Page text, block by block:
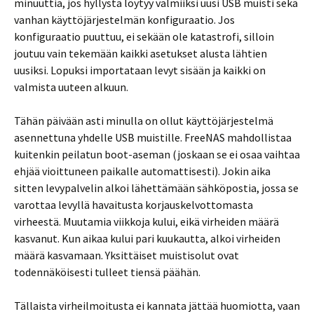
minuuttia, jos hyllystä löytyy valmiiksi uusi USB muisti sekä
vanhan käyttöjärjestelmän konfiguraatio. Jos
konfiguraatio puuttuu, ei sekään ole katastrofi, silloin
joutuu vain tekemään kaikki asetukset alusta lähtien
uusiksi. Lopuksi importataan levyt sisään ja kaikki on
valmista uuteen alkuun.
Tähän päivään asti minulla on ollut käyttöjärjestelmä
asennettuna yhdelle USB muistille. FreeNAS mahdollistaa
kuitenkin peilatun boot-aseman (joskaan se ei osaa vaihtaa
ehjää vioittuneen paikalle automattisesti). Jokin aika
sitten levypalvelin alkoi lähettämään sähköpostia, jossa se
varottaa levyllä havaitusta korjauskelvottomasta
virheestä. Muutamia viikkoja kului, eikä virheiden määrä
kasvanut. Kun aikaa kului pari kuukautta, alkoi virheiden
määrä kasvamaan. Yksittäiset muistisolut ovat
todennäköisesti tulleet tiensä päähän.
Tällaista virheilmoitusta ei kannata jättää huomiotta, vaan